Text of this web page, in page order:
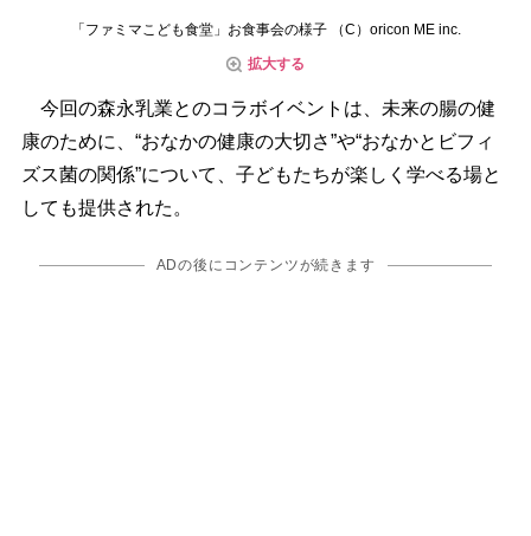
「ファミマこども食堂」お食事会の様子 （C）oricon ME inc.
拡大する
今回の森永乳業とのコラボイベントは、未来の腸の健
康のために、“おなかの健康の大切さ”や“おなかとビフィ
ズス菌の関係”について、子どもたちが楽しく学べる場と
しても提供された。
ADの後にコンテンツが続きます